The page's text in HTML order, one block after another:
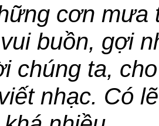
cơn mưa
buồn, gợi
chúng ta,
nhạc. Có